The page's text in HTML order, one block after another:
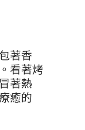
著香
看著烤
著熱
癒的